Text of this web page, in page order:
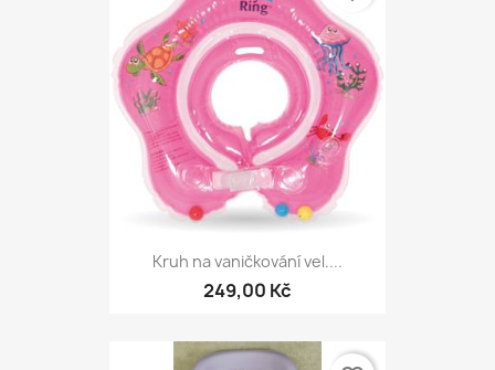
Kruh na vaničkování vel....
249,00 Kč